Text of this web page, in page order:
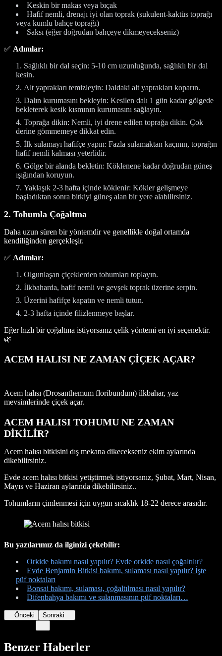
Keskin bir makas veya bıçak
Hafif nemli, drenajı iyi olan toprak (sukulent-kaktüs toprağı
veya kumlu bahçe toprağı)
Saksı (eğer doğrudan bahçeye dikmeyecekseniz)
✅ Adımlar:
Sağlıklı bir dal seçin: 5-10 cm uzunluğunda, sağlıklı bir dal
kesin.
Alt yaprakları temizleyin: Daldaki alt yaprakları koparın.
Dalın kurumasını bekleyin: Kesilen dalı 1 gün kadar gölgede
bekleterek kesik kısmının kurumasını sağlayın.
Toprağa dikin: Nemli, iyi drene edilen toprağa dikin. Çok
derine gömmemeye dikkat edin.
İlk sulamayı hafifçe yapın: Fazla sulamaktan kaçının, toprağın
hafif nemli kalması yeterlidir.
Gölge bir alanda bekletin: Köklenene kadar doğrudan güneş
ışığından koruyun.
Yaklaşık 2-3 hafta içinde köklenir: Kökler gelişmeye
başladıktan sonra bitkiyi güneş alan bir yere alabilirsiniz.
2. Tohumla Çoğaltma
Daha uzun süren bir yöntemdir ve genellikle doğal ortamda
kendiliğinden gerçekleşir.
✅ Adımlar:
Olgunlaşan çiçeklerden tohumları toplayın.
İlkbaharda, hafif nemli ve gevşek toprak üzerine serpin.
Üzerini hafifçe kapatın ve nemli tutun.
2-3 hafta içinde filizlenmeye başlar.
Eğer hızlı bir çoğaltma istiyorsanız çelik yöntemi en iyi seçenektir.
🌿
ACEM HALISI NE ZAMAN ÇİÇEK AÇAR?
Acem halısı (Drosanthemum floribundum) ilkbahar, yaz
mevsimlerinde çiçek açar.
ACEM HALISI TOHUMU NE ZAMAN
DİKİLİR?
Acem halısı bitkisini dış mekana dikecekseniz ekim aylarında
dikebilirsiniz.
Evde acem halısı bitkisi yetiştirmek istiyorsanız, Şubat, Mart, Nisan,
Mayıs ve Haziran aylarında dikebilirsiniz..
Tohumların çimlenmesi için uygun sıcaklık 18-22 derece arasıdır.
Bu yazılarımız da ilginizi çekebilir:
Orkide bakımı nasıl yapılır? Evde orkide nasıl çoğaltılır?
Evde Benjamin Bitkisi bakımı, sulaması nasıl yapılır? İşte
püf noktaları
Bonsai bakımı, sulaması, çoğaltılması nasıl yapılır?
Difenbahya bakımı ve sulanmasının püf noktaları…
Önceki Sonraki
Benzer Haberler